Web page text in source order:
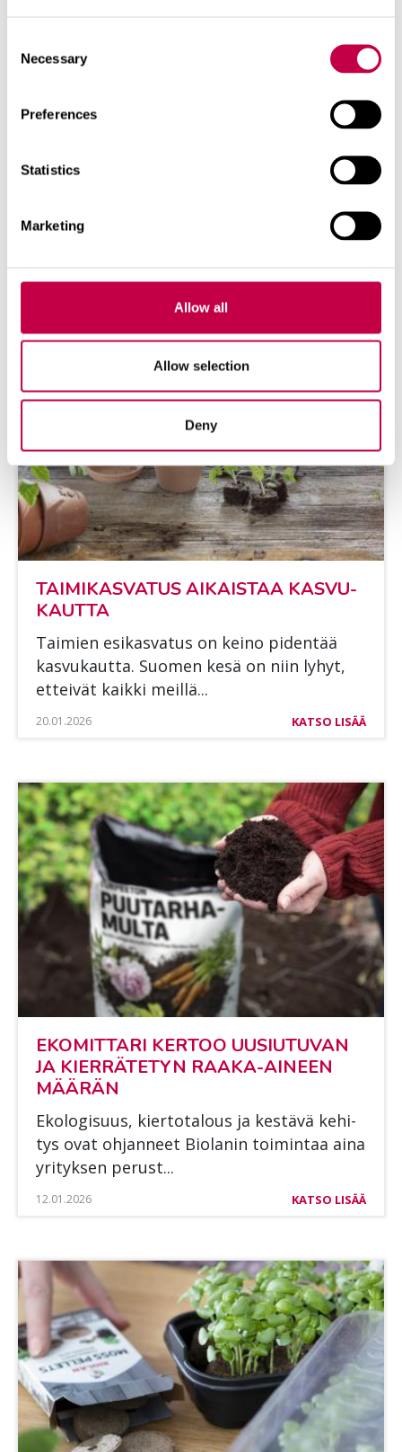
Selection
Necessary
Preferences
Statistics
Marketing
Allow all
Allow selection
Deny
Li­sää ve­den­pi­dä­tys­ky­kyä kom­pos­til­la ja
ta nos­ta­vat maan hu­musp...
TAI­MI­KAS­VA­TUS AI­KAIS­TAA KAS­VU­
KAUT­TA
Tai­mien esi­kas­va­tus on kei­no pi­den­tää
kas­vu­kaut­ta. Suo­men kesä on niin ly­hyt,
et­tei­vät kaik­ki meil­lä...
20.01.2026 KATSO LISÄÄ
EKO­MIT­TA­RI KER­TOO UUSIU­TU­VAN
JA KIER­RÄ­TE­TYN RAA­KA-AI­NEEN
MÄÄ­RÄN
Eko­lo­gi­suus, kier­to­ta­lous ja kes­tä­vä ke­hi­
tys ovat oh­jan­neet Bio­la­nin toi­min­taa aina
yri­tyk­sen pe­rust...
12.01.2026 KATSO LISÄÄ